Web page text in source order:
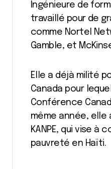
Ingénieure de
travaillé pour de
comme Nortel
Gamble, et
Elle a déjà milité
Canada pour
Conférence
même année,
KANPE, qui vise à
pauvreté en Haïti.